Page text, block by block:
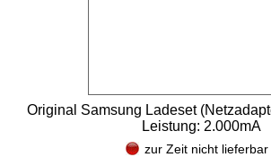
Original Samsung Ladeset
Leistung: 2.000mA
zur Zeit nicht lieferbar